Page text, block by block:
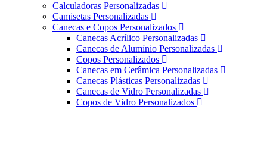
Calculadoras Personalizadas
Camisetas Personalizadas
Canecas e Copos Personalizados
Canecas Acrílico Personalizadas
Canecas de Alumínio Personalizadas
Copos Personalizados
Canecas em Cerâmica Personalizadas
Canecas Plásticas Personalizadas
Canecas de Vidro Personalizadas
Copos de Vidro Personalizados